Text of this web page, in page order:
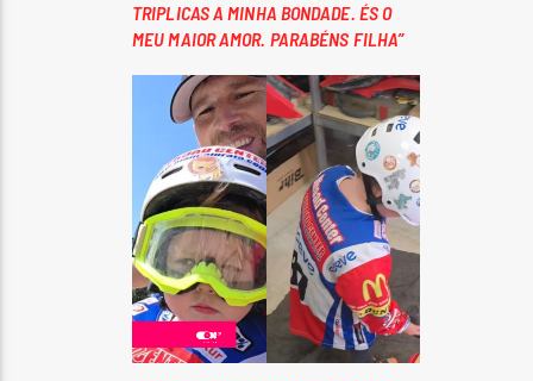
TRIPLICAS A MINHA BONDADE. ÉS O
MEU MAIOR AMOR. PARABÉNS FILHA”